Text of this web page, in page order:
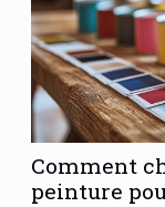
Comment
peinture